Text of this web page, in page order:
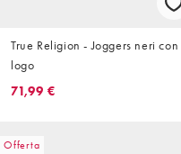
True Religion - Joggers neri con
logo
71,99 €
Offerta